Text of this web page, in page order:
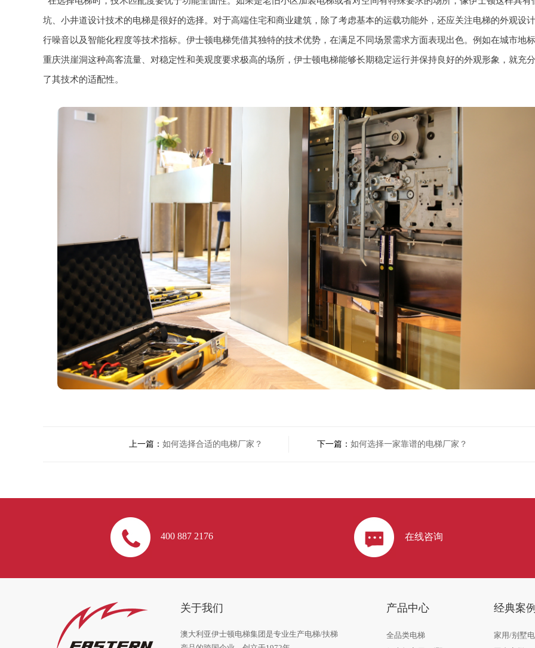
坑、小井道设计技术的电梯是很好的选择。对于高端住宅和商业建筑，除了考虑基本的运载功能外，还应关注电梯的外观设
行噪音以及智能化程度等技术指标。伊士顿电梯凭借其独特的技术优势，在满足不同场景需求方面表现出色。例如在城市地
重庆洪崖洞这种高客流量、对稳定性和美观度要求极高的场所，伊士顿电梯能够长期稳定运行并保持良好的外观形象，就充
了其技术的适配性。
上一篇：如何选择合适的电梯厂家？ 下一篇： 如何选择一家靠谱的电梯厂家？
400 887 2176 在线咨询
关于我们
澳大利亚伊士顿电梯集团是专业生产电梯/扶梯
产品中心
全品类电梯
经典案
家用/别墅